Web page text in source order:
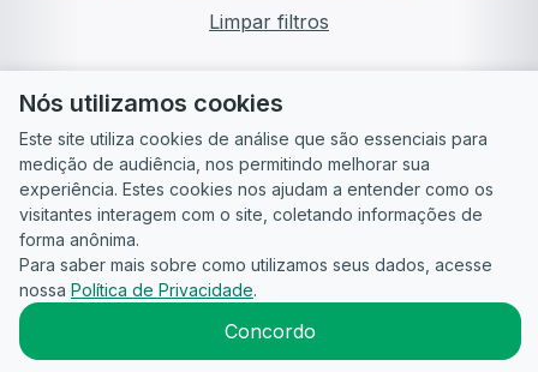
Limpar filtros
Guia do
Candidato
Para
empresas
Política de
Privacidade
Termos
2026CandidataAI
Nós utilizamos cookies
Este site utiliza cookies de análise que são essenciais para
medição de audiência, nos permitindo melhorar sua
experiência. Estes cookies nos ajudam a entender como os
visitantes interagem com o site, coletando informações de
forma anônima.
Para saber mais sobre como utilizamos seus dados, acesse
nossa Política de Privacidade.
Concordo